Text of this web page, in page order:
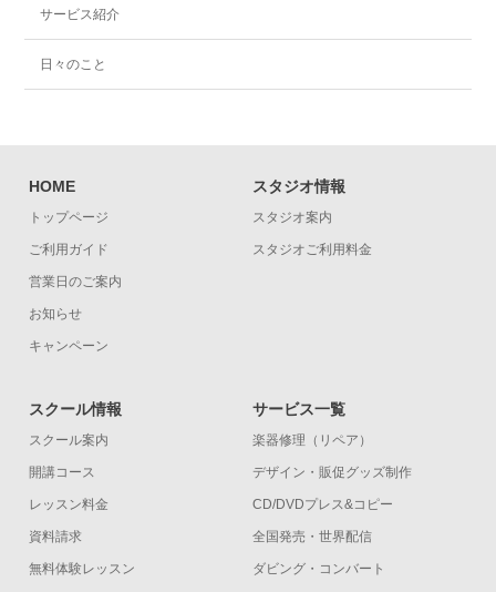
サービス紹介
日々のこと
HOME
トップページ
ご利用ガイド
営業日のご案内
お知らせ
キャンペーン
スタジオ情報
スタジオ案内
スタジオご利用料金
スクール情報
スクール案内
開講コース
レッスン料金
資料請求
無料体験レッスン
サービス一覧
楽器修理（リペア）
デザイン・販促グッズ制作
CD/DVDプレス&コピー
全国発売・世界配信
ダビング・コンバート